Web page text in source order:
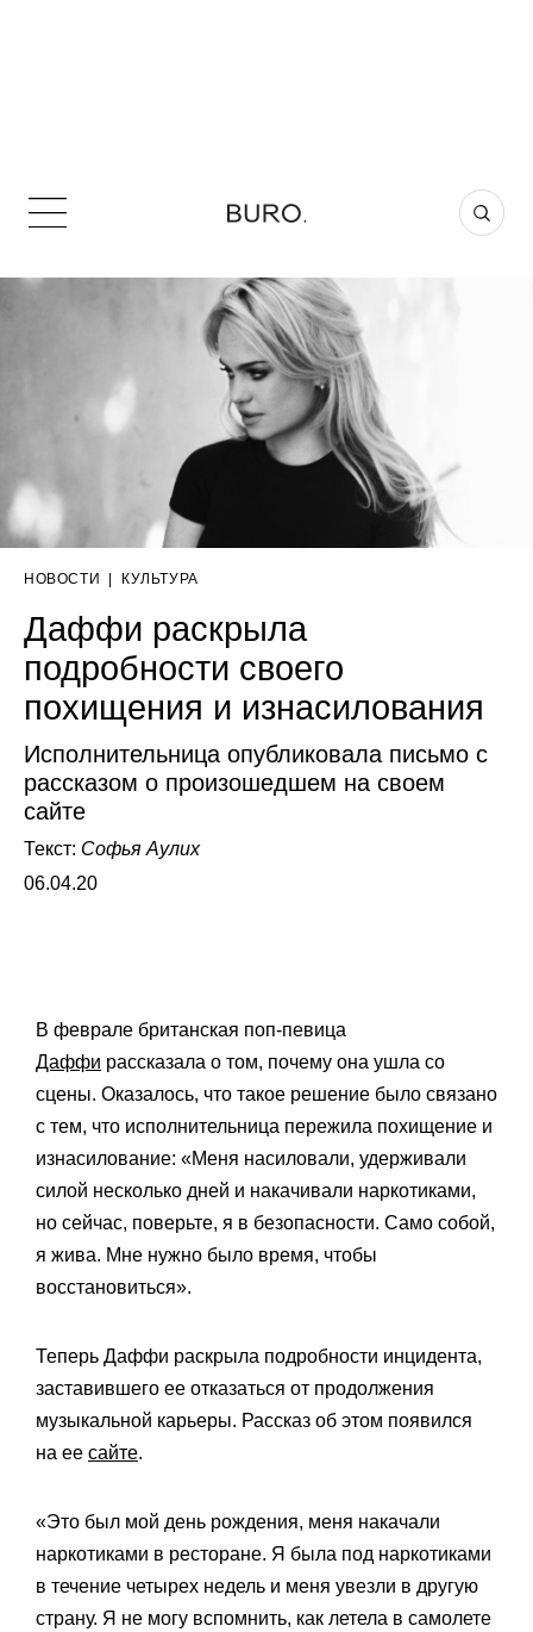
НОВОСТИ КУЛЬТУРА
Даффи раскрыла
подробности своего
похищения и изнасилования
Исполнительница опубликовала письмо с
рассказом о произошедшем на своем
сайте
Текст: Софья Аулих
06.04.20
В феврале британская поп-певица
Даффи рассказала о том, почему она ушла со
сцены. Оказалось, что такое решение было связано
с тем, что исполнительница пережила похищение и
изнасилование: «Меня насиловали, удерживали
силой несколько дней и накачивали наркотиками,
но сейчас, поверьте, я в безопасности. Само собой,
я жива. Мне нужно было время, чтобы
восстановиться».
Теперь Даффи раскрыла подробности инцидента,
заставившего ее отказаться от продолжения
музыкальной карьеры. Рассказ об этом появился
на ее сайте.
«Это был мой день рождения, меня накачали
наркотиками в ресторане. Я была под наркотиками
в течение четырех недель и меня увезли в другую
страну. Я не могу вспомнить, как летела в самолете